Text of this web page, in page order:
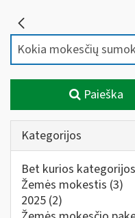
Paieška
Kategorijos
Bet kurios kategorijos
Žemės mokestis (3)
2025 (2)